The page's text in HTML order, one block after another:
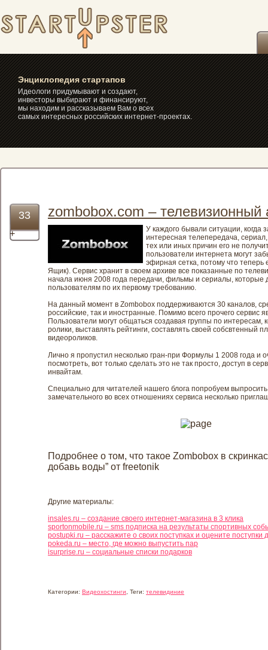
itakstr.ru – самые интересные
стартапы, интернет-проекты,
сайты, социальные сети и
сервисы » zombobox.com –
телевизионный альманах
Энциклопедия стартапов
Идеологи придумывают и создают,
инвесторы выбирают и финансируют,
мы находим и рассказываем Вам о всех
самых интересных российских интернет-проектах.
33
+
zombobox.com – телевизионный
У каждого бывали ситуации, когда
интересная телепередача,
тех или иных причин его не
пользователи интернета могут
эфирная сетка, потому что теперь
Ящик). Сервис хранит в своем архиве все показанные по
начала июня 2008 года передачи, фильмы и сериалы, которые
пользователям по их первому требованию.
На данный момент в Zombobox поддерживаются 30 каналов,
российские, так и иностранные. Помимо всего прочего сервис
Пользователи могут общаться создавая группы по интересам,
ролики, выставлять рейтинги, составлять своей собсвтенный
видеороликов.
Лично я пропустил несколько гран-при Формулы 1 2008 года и
посмотреть, вот только сделать это не так просто, доступ в
инвайтам.
Специально для читателей нашего блога попробуем выпросить
замечательного во всех отношениях сервиса несколько
Подробнее о том, что такое Zombobox в
добавь воды” от freetonik
Другие материалы:
insales.ru – создание своего интернет-магазина в 3 клика
sportonmobile.ru – sms подписка на результаты спортивных
postupki.ru – расскажите о своих поступках и оцените поступки
pokeda.ru – место, где можно выпустить пар
isurprise.ru – социальные списки подарков
Категории: Видеохостинги, Теги: телевидиние